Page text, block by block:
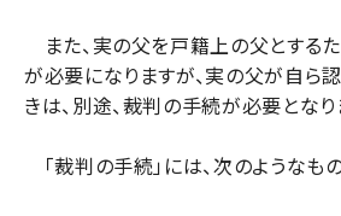
また、実の父を戸籍上の父とする
が必要になりますが、実の父が自ら
きは、別途、裁判の手続が必要となり
「裁判の手続」には、次のようなも